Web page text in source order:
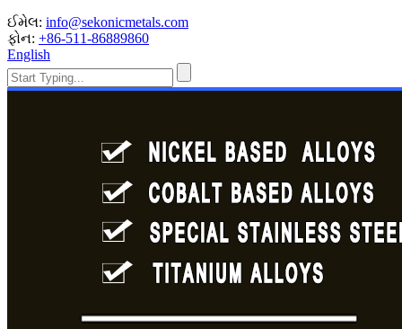
ઈમેલ: info@sekonicmetals.com
ફોન: +86-511-86889860
English